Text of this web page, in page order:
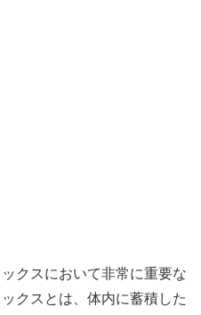
クスにおいて非常に重要な
クスとは、体内に蓄積した